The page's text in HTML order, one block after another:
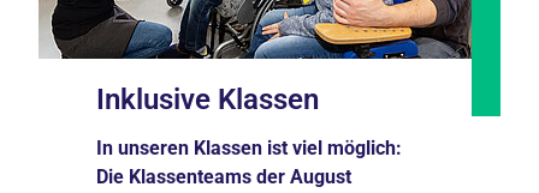
Inklusive Klassen
In unseren Klassen ist viel möglich:
Die Klassenteams der August